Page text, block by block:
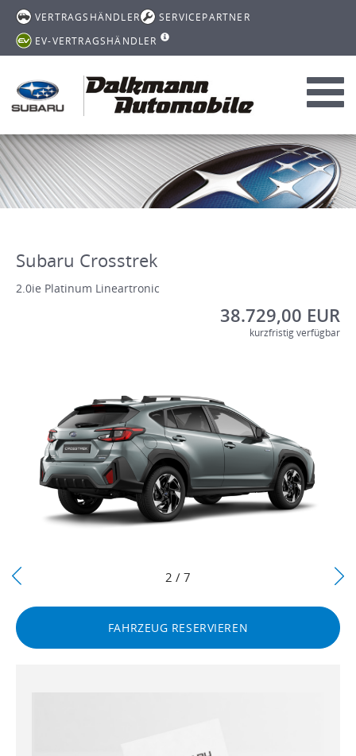
VERTRAGSHÄNDLER
SERVICEPARTNER
EV-VERTRAGSHÄNDLER
Subaru Crosstrek
2.0ie Platinum Lineartronic
38.729,00 EUR
kurzfristig verfügbar
2 / 7
FAHRZEUG RESERVIEREN